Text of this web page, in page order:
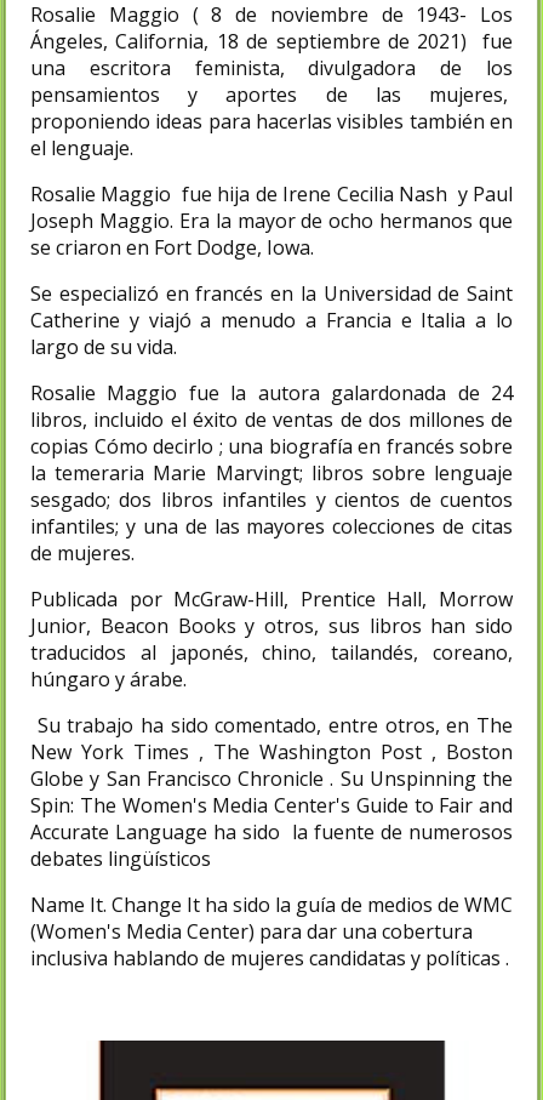
Rosalie Maggio ( 8 de noviembre de 1943- Los
Ángeles, California, 18 de septiembre de 2021) fue
una escritora feminista, divulgadora de los
pensamientos y aportes de las mujeres,
proponiendo ideas para hacerlas visibles también en
el lenguaje.
Rosalie Maggio fue hija de Irene Cecilia Nash y Paul
Joseph Maggio. Era la mayor de ocho hermanos que
se criaron en Fort Dodge, Iowa.
Se especializó en francés en la Universidad de Saint
Catherine y viajó a menudo a Francia e Italia a lo
largo de su vida.
Rosalie Maggio fue la autora galardonada de 24
libros, incluido el éxito de ventas de dos millones de
copias Cómo decirlo ; una biografía en francés sobre
la temeraria Marie Marvingt; libros sobre lenguaje
sesgado; dos libros infantiles y cientos de cuentos
infantiles; y una de las mayores colecciones de citas
de mujeres.
Publicada por McGraw-Hill, Prentice Hall, Morrow
Junior, Beacon Books y otros, sus libros han sido
traducidos al japonés, chino, tailandés, coreano,
húngaro y árabe.
Su trabajo ha sido comentado, entre otros, en The
New York Times , The Washington Post , Boston
Globe y San Francisco Chronicle . Su Unspinning the
Spin: The Women's Media Center's Guide to Fair and
Accurate Language ha sido la fuente de numerosos
debates lingüísticos
Name It. Change It ha sido la guía de medios de WMC
(Women's Media Center) para dar una cobertura
inclusiva hablando de mujeres candidatas y políticas .